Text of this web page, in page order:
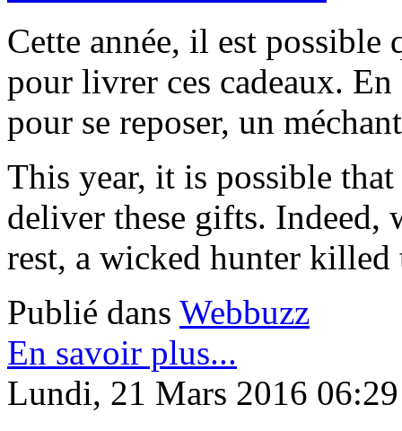
Cette année, il est
pour livrer ces cadeaux.
pour se reposer, un
This year, it is possible
deliver these gifts. Indeed,
rest, a wicked hunter killed
Publié dans Webbuzz
En savoir plus...
Lundi, 21 Mars 2016 06:29